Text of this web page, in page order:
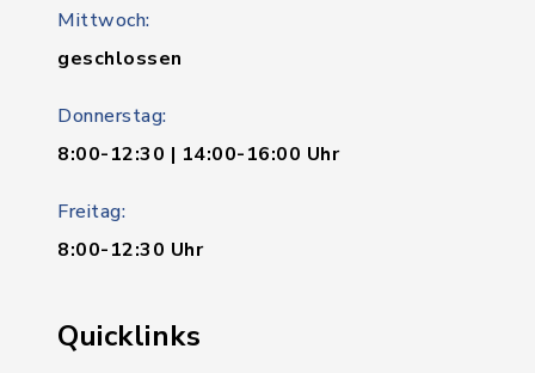
Mittwoch:
geschlossen
Donnerstag:
8:00-12:30 | 14:00-16:00 Uhr
Freitag:
8:00-12:30 Uhr
Quicklinks